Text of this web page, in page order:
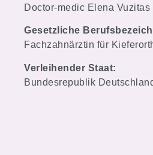
Doctor-medic Elena Vuzitas
Gesetzliche
Fachzahnärztin für
Verleihender Staat:
Bundesrepublik